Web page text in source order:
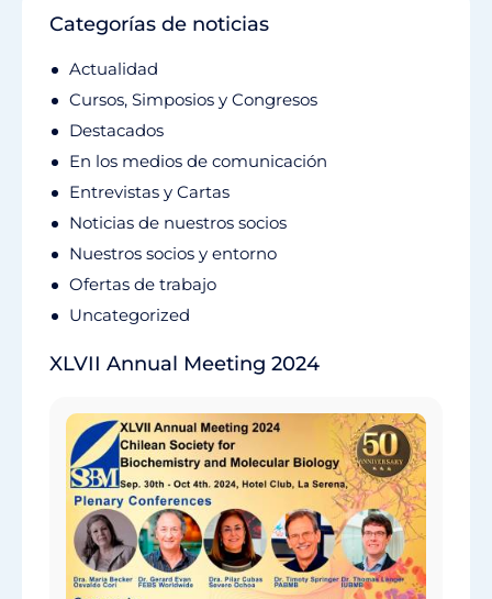
Categorías de noticias
Actualidad
Cursos, Simposios y Congresos
Destacados
En los medios de comunicación
Entrevistas y Cartas
Noticias de nuestros socios
Nuestros socios y entorno
Ofertas de trabajo
Uncategorized
XLVII Annual Meeting 2024